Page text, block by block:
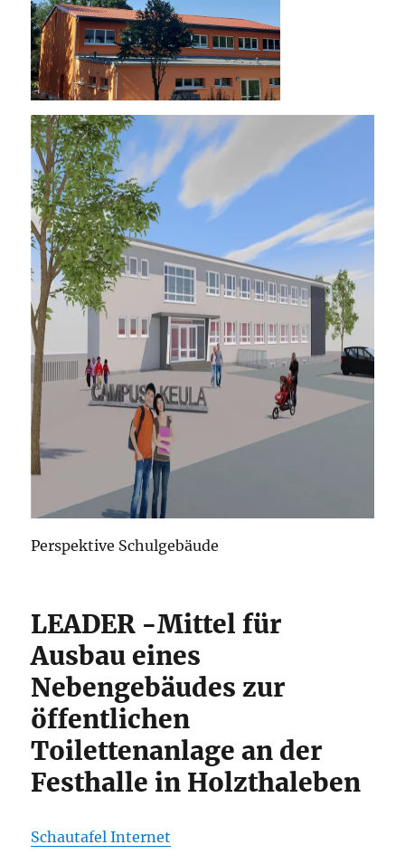
Perspektive Schulgebäude
LEADER -Mittel für
Ausbau eines
Nebengebäudes zur
öffentlichen
Toilettenanlage an der
Festhalle in Holzthaleben
Schautafel Internet